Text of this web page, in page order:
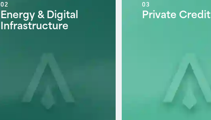
02
Energy & Digital
Infrastructure
03
Private Credit